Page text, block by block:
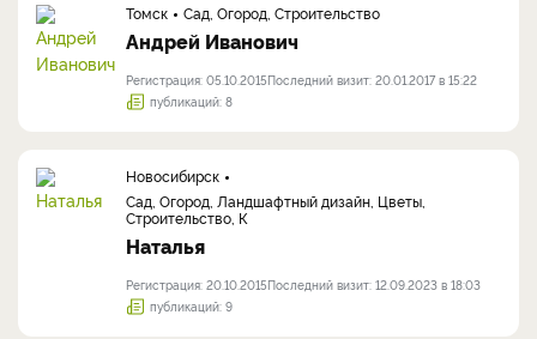
Томск Сад, Огород, Строительство
Андрей Иванович
Регистрация: 05.10.2015Последний визит: 20.01.2017 в 15:22
публикаций: 8
Новосибирск
Сад, Огород, Ландшафтный дизайн, Цветы,
Строительство, К
Наталья
Регистрация: 20.10.2015Последний визит: 12.09.2023 в 18:03
публикаций: 9